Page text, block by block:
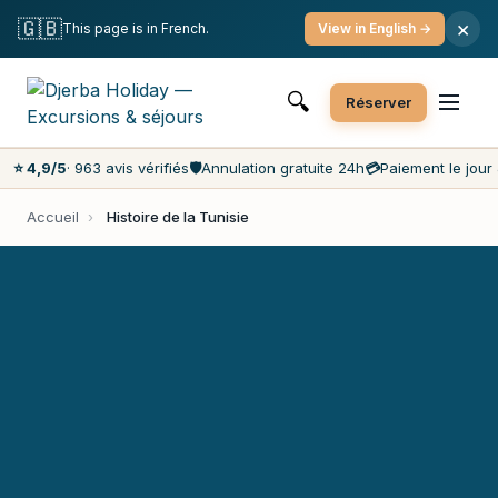
Annulation gratuite
Prix les moins chers du marché
Service client 7j/7
🔍 Réserver
⭐ 4,9/5· 963 avis vérifiés🛡️Annulation gratuite 24h💳Paiement le jour
Accueil › Histoire de la Tunisie
🇬🇧This page is in French. View in English → ×